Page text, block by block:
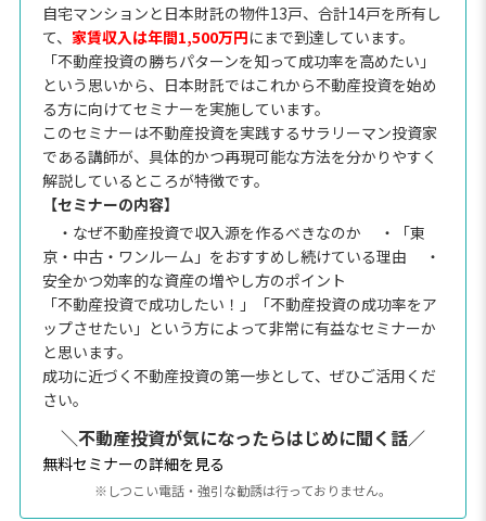
自宅マンションと日本財託の物件13戸、合計14戸を所有し
て、 家賃収入は年間1,500万円にまで到達しています。
「不動産投資の勝ちパターンを知って成功率を高めたい」
という思いから、日本財託ではこれから不動産投資を始め
る方に向けてセミナーを実施しています。
このセミナーは不動産投資を実践するサラリーマン投資家
である講師が、具体的かつ再現可能な方法を分かりやすく
解説しているところが特徴です。
【セミナーの内容】
・なぜ不動産投資で収入源を作るべきなのか
・「東
京・中古・ワンルーム」をおすすめし続けている理由
・
安全かつ効率的な資産の増やし方のポイント
「不動産投資で成功したい！」「不動産投資の成功率をア
ップさせたい」という方によって非常に有益なセミナーか
と思います。
成功に近づく不動産投資の第一歩として、ぜひご活用くだ
さい。
＼不動産投資が気になったらはじめに聞く話／
無料セミナーの詳細を見る
※しつこい電話・強引な勧誘は行っておりません。